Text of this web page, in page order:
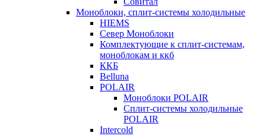
Моноблоки, сплит-системы холодильные
HIEMS
Север Моноблоки
Комплектующие к сплит-системам,
моноблокам и ккб
ККБ
Belluna
POLAIR
Моноблоки POLAIR
Сплит-системы холодильные
POLAIR
Intercold